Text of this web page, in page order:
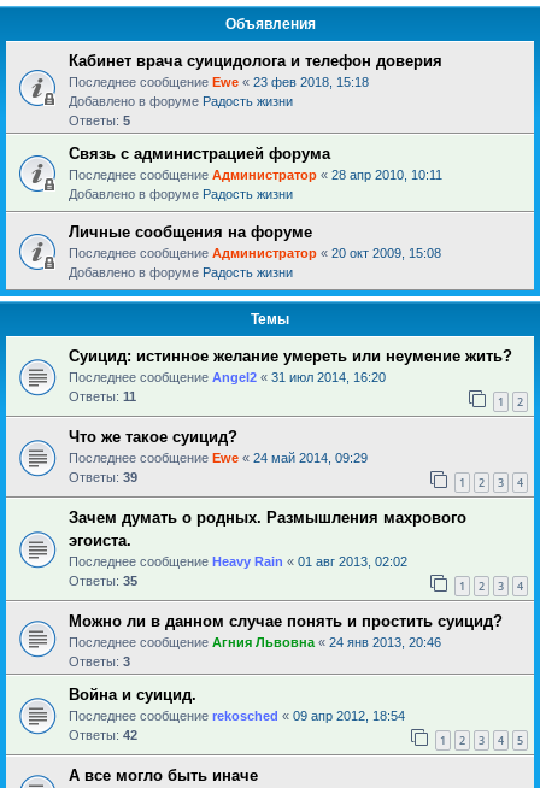
Объявления
Кабинет врача суицидолога и телефон доверия
Последнее сообщение Ewe « 23 фев 2018, 15:18
Добавлено в форуме Радость жизни
Ответы: 5
Связь с администрацией форума
Последнее сообщение Администратор « 28 апр 2010, 10:11
Добавлено в форуме Радость жизни
Личные сообщения на форуме
Последнее сообщение Администратор « 20 окт 2009, 15:08
Добавлено в форуме Радость жизни
Темы
Суицид: истинное желание умереть или неумение жить?
Последнее сообщение Angel2 « 31 июл 2014, 16:20
Ответы: 11 1 2
Что же такое суицид?
Последнее сообщение Ewe « 24 май 2014, 09:29
Ответы: 39 1 2 3 4
Зачем думать о родных. Размышления махрового
эгоиста.
Последнее сообщение Heavy Rain « 01 авг 2013, 02:02
Ответы: 35 1 2 3 4
Можно ли в данном случае понять и простить суицид?
Последнее сообщение Агния Львовна « 24 янв 2013, 20:46
Ответы: 3
Война и суицид.
Последнее сообщение rekosched « 09 апр 2012, 18:54
Ответы: 42 1 2 3 4 5
А все могло быть иначе